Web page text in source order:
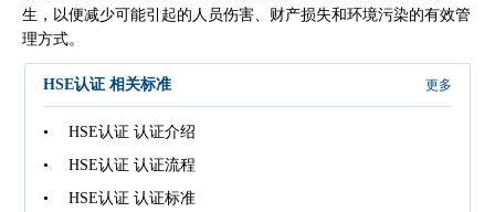
生，以便减少可能引起的人员伤害、财产损失和环境污染的有效管
理方式。
HSE认证 相关标准 更多
• HSE认证 认证介绍
• HSE认证 认证流程
• HSE认证 认证标准